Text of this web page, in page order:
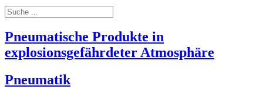
Suchen
nach:
Pneumatische Produkte in
explosionsgefährdeter Atmosphäre
Pneumatik